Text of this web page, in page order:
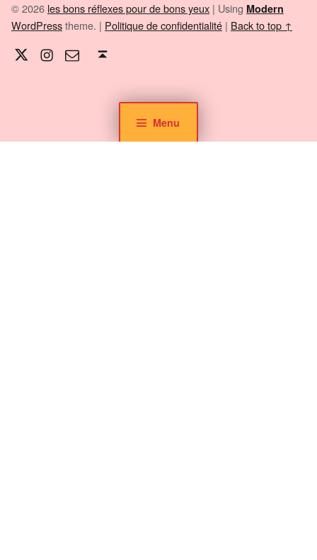
Menu
© 2026 les bons réflexes pour de bons yeux | Using Modern
WordPresstheme. | Politique de confidentialité | Back to top ↑